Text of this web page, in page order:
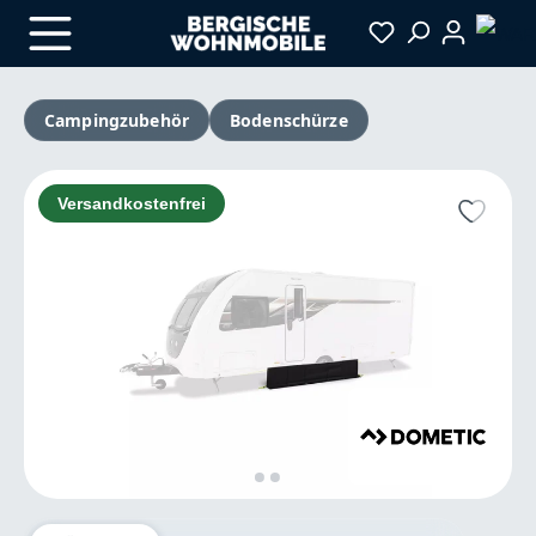
Zum Hauptinhalt springen
Campingzubehör
Bodenschürze
Bildergalerie überspringen
Versandkostenfrei